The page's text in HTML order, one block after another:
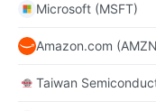
Microsoft (MSFT)
Amazon.com
Taiwan